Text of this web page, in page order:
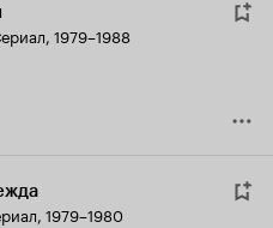
1979–1988
1979–1980